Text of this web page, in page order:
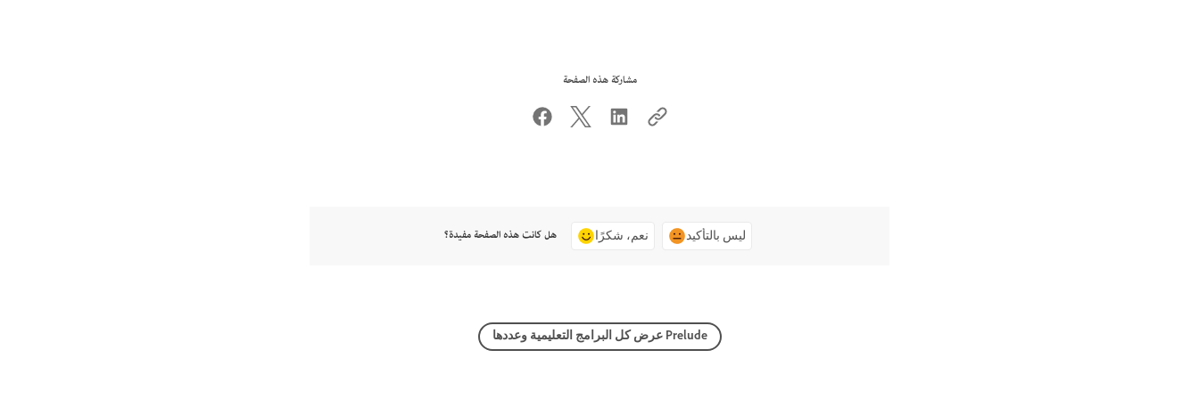
مشاركة هذه الصفحة
هل كانت هذه الصفحة مفيدة؟ نعم، شكرًا ليس بالتأكيد
عرض كل البرامج التعليمية وعددها Prelude